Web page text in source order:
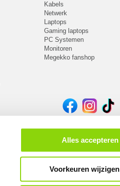
Alles accepteren
Voorkeuren wijzigen
Kabels
Netwerk
Laptops
Gaming laptops
PC Systemen
Monitoren
Megekko fanshop